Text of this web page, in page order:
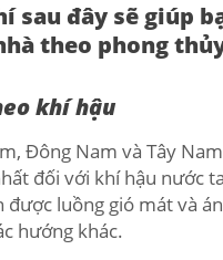
sau đây sẽ giúp
theo phong
khí hậu
Đông Nam và Tây
đối với khí hậu nước
được luồng gió mát và
hướng khác.